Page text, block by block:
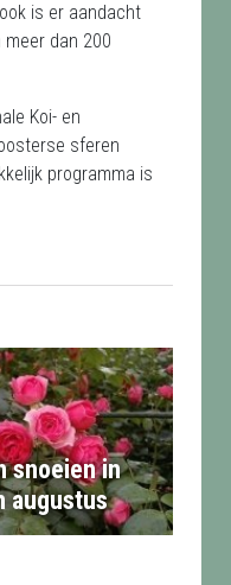
is er aandacht
dan 200
Koi- en
sferen
programma is
snoeien in
augustus